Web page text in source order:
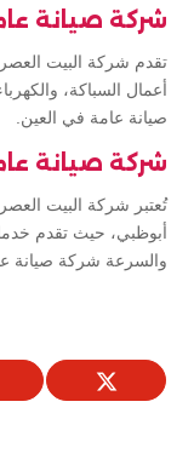
شركة صيانة
تقدم شركة البيت
أعمال السباكة،
صيانة عامة في العين.
شركة صيانة
تُعتبر شركة البيت
أبوظبي، حيث تقدم
والسرعة شركة صيانة